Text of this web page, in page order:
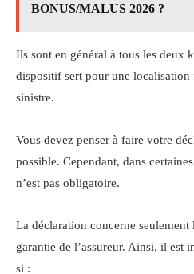
BONUS/MALUS 2026 ?
Ils sont en général à tous les deux
dispositif sert pour une
sinistre.
Vous devez penser à faire votre
possible. Cependant, dans
n’est pas obligatoire.
La déclaration concerne
garantie de l’assureur. Ainsi, il est
si :